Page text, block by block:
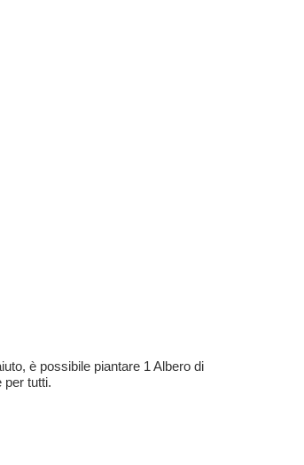
è possibile piantare 1 Albero di
per tutti.